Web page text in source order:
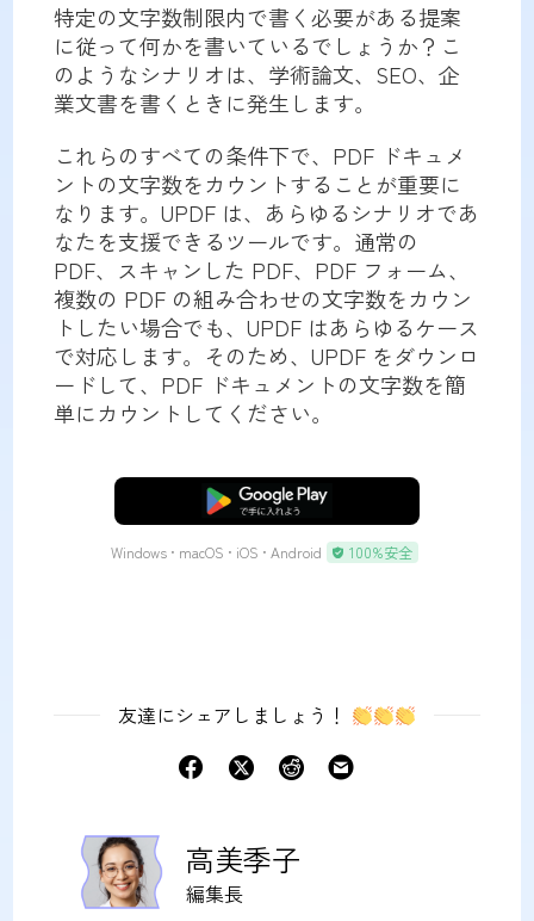
特定の文字数制限内で書く必要がある提案
に従って何かを書いているでしょうか？こ
のようなシナリオは、学術論文、SEO、企
業文書を書くときに発生します。
これらのすべての条件下で、PDF ドキュメ
ントの文字数をカウントすることが重要に
なります。UPDF は、あらゆるシナリオであ
なたを支援できるツールです。通常の
PDF、スキャンした PDF、PDF フォーム、
複数の PDF の組み合わせの文字数をカウン
トしたい場合でも、UPDF はあらゆるケース
で対応します。そのため、UPDF をダウンロ
ードして、PDF ドキュメントの文字数を簡
単にカウントしてください。
無料ダウンロード
Windows • macOS • iOS • Android 100%安全
友達にシェアしましょう！
高美季子
編集長